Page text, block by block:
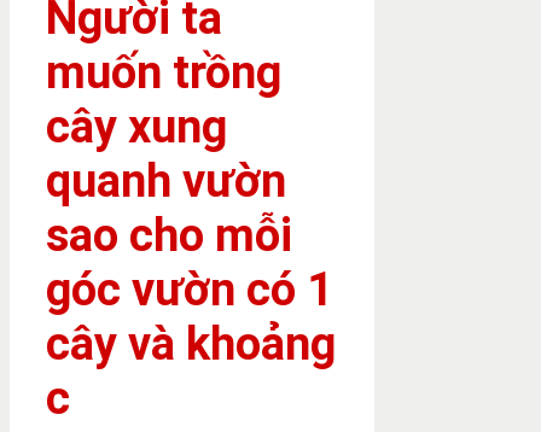
Người ta
muốn trồng
cây xung
quanh vườn
sao cho mỗi
góc vườn có 1
cây và khoảng
c